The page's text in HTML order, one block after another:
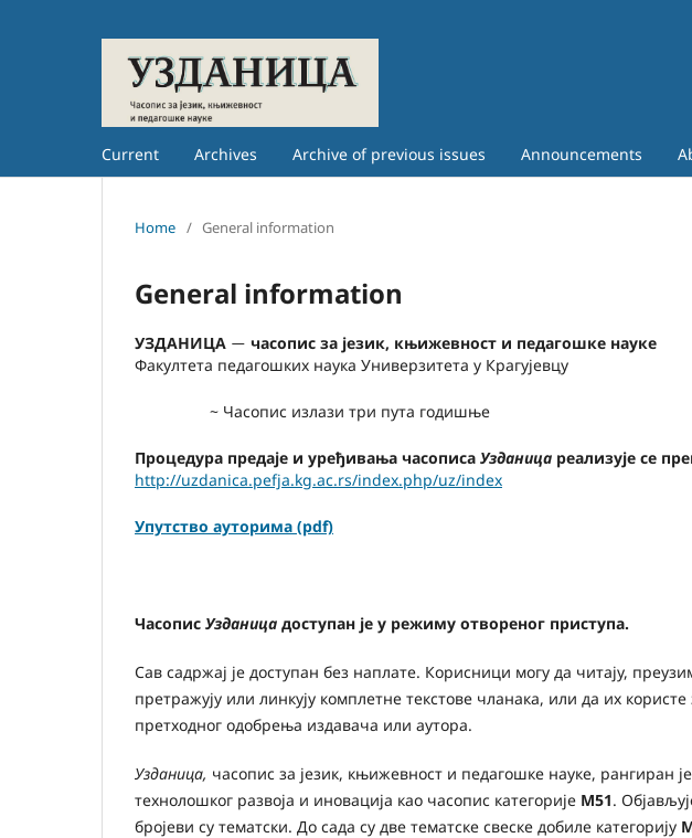
Current Archives Archive of previous issues Announcements
Home / General information
General information
УЗДАНИЦА — часопис за језик, књижевност и педагошке науке
Факултета педагошких наука Универзитета у Крагујевцу
~ Часопис излази три пута годишње
Процедура предаје и уређивања часописа Узданица реализује се
http://uzdanica.pefja.kg.ac.rs/index.php/uz/index
Упутство ауторима (pdf)
Часопис Узданица доступан је у режиму отвореног приступа.
Сав садржај је доступан без наплате. Корисници могу да читају,
претражују или линкују комплетне текстове чланака, или да их користе
претходног одобрења издавача или аутора.
Узданица, часопис за језик, књижевност и педагошке науке, рангиран
технолошког развоја и иновација као часопис категорије М51.
бројеви су тематски. До сада су две тематске свеске добиле категорију